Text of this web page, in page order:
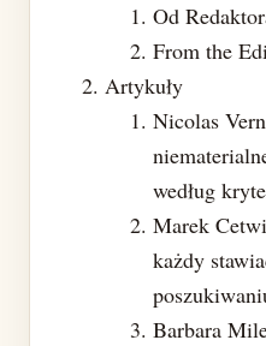
Od
From the
Artykuły
Nicolas
według
Marek
każdy
Barbara